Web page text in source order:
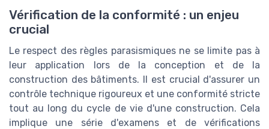
Vérification de la conformité : un enjeu
crucial
Le respect des règles parasismiques ne se limite pas à
leur application lors de la conception et de la
construction des bâtiments. Il est crucial d'assurer un
contrôle technique rigoureux et une conformité stricte
tout au long du cycle de vie d'une construction. Cela
implique une série d'examens et de vérifications